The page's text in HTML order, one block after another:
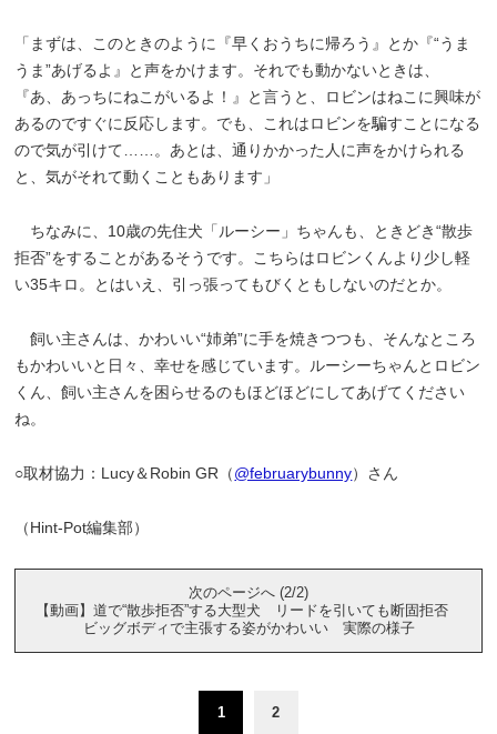
「まずは、このときのように『早くおうちに帰ろう』とか『“うま
うま”あげるよ』と声をかけます。それでも動かないときは、
『あ、あっちにねこがいるよ！』と言うと、ロビンはねこに興味が
あるのですぐに反応します。でも、これはロビンを騙すことになる
ので気が引けて……。あとは、通りかかった人に声をかけられる
と、気がそれて動くこともあります」
ちなみに、10歳の先住犬「ルーシー」ちゃんも、ときどき“散歩
拒否”をすることがあるそうです。こちらはロビンくんより少し軽
い35キロ。とはいえ、引っ張ってもびくともしないのだとか。
飼い主さんは、かわいい“姉弟”に手を焼きつつも、そんなところ
もかわいいと日々、幸せを感じています。ルーシーちゃんとロビン
くん、飼い主さんを困らせるのもほどほどにしてあげてください
ね。
○取材協力：Lucy＆Robin GR（@februarybunny）さん
（Hint-Pot編集部）
次のページへ (2/2)
【動画】道で“散歩拒否”する大型犬 リードを引いても断固拒否
ビッグボディで主張する姿がかわいい 実際の様子
1 2